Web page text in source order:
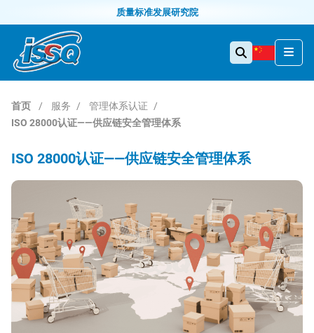
质量标准发展研究院
首页 服务
管理体系认证
ISO 28000认证——供应链安全管理体系
ISO 28000认证——供应链安全管理体系